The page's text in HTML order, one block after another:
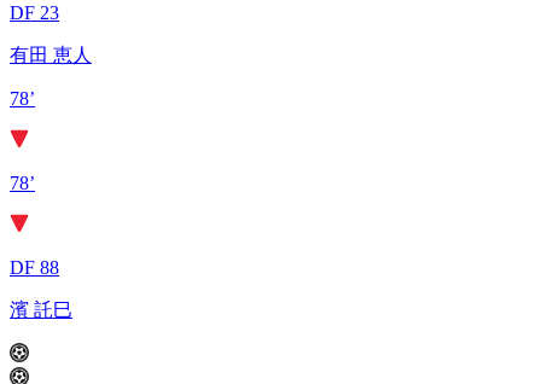
DF 23
有田 恵人
78’
78’
DF 88
濱 託巳